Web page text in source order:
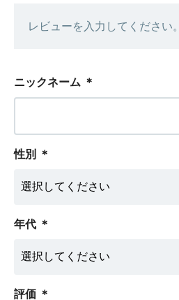
レビューを入力してください。
ニックネーム ＊
性別 ＊
年代 ＊
評価 ＊